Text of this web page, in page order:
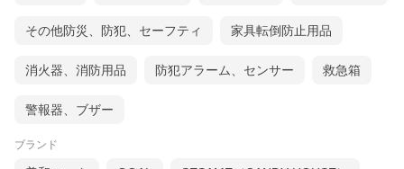
その他防災、防犯、セーフティ 家具転倒防止用品
消火器、消防用品 防犯アラーム、センサー 救急箱
警報器、ブザー
ブランド